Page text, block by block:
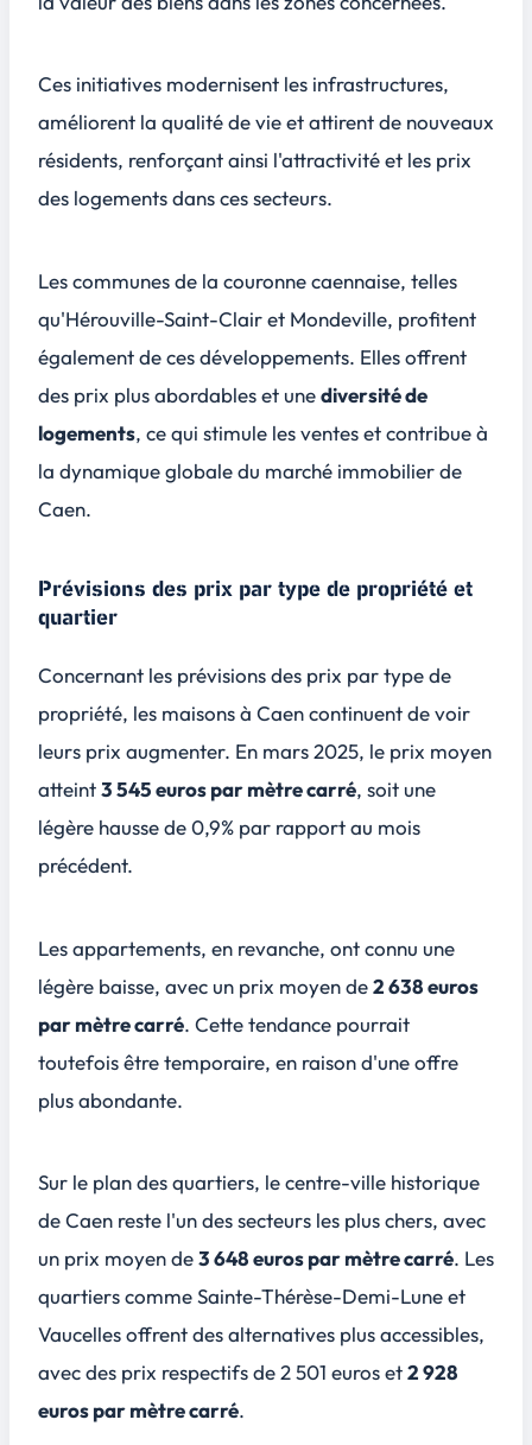
Ces initiatives modernisent les infrastructures,
améliorent la qualité de vie et attirent de nouveaux
résidents, renforçant ainsi l'attractivité et les prix
des logements dans ces secteurs.
Les communes de la couronne caennaise, telles
qu'Hérouville-Saint-Clair et Mondeville, profitent
également de ces développements. Elles offrent
des prix plus abordableset unediversité de
logements, ce qui stimule les ventes et contribue à
la dynamique globale du marché immobilier de
Caen.
Prévisions des prix par type de propriété et
quartier
Concernant les prévisions des prix par type de
propriété, les maisons à Caen continuent de voir
leurs prix augmenter. En mars 2025, le prix moyen
atteint3 545 euros par mètre carré, soit une
légère hausse de 0,9% par rapport au mois
précédent.
Les appartements, en revanche, ont connu une
légère baisse, avec un prix moyen de2 638 euros
par mètre carré. Cette tendance pourrait
toutefois être temporaire, en raison d'une offre
plus abondante.
Sur le plan des quartiers, le centre-ville historique
de Caen reste l'un des secteurs les plus chers, avec
un prix moyen de3 648 euros par mètre carré. Les
quartiers comme Sainte-Thérèse-Demi-Lune et
Vaucelles offrent des alternatives plus accessibles,
avec des prix respectifs de2 501 euroset2 928
euros par mètre carré.